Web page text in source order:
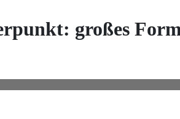
großes